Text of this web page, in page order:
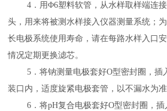
4 ．用Φ6塑料软管，从水样取样端连
头，用来将被测水样接入仪器测量系统；
长电极系统使用寿命，请在每路水样入口
情况定期更换滤芯。
5 ．将钠测量电极套好O型密封圈，插
装口内，适度旋紧电极套管，以不漏水为准
6 ．将pH复合电极套好O型密封圈，